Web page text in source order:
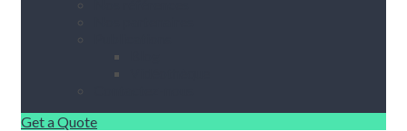
Get a Quote